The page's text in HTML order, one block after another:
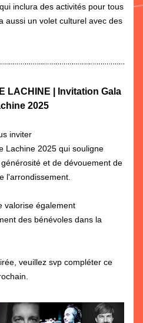
inclura des activités pour tous
aussi un volet culturel avec des
LACHINE | Invitation Gala
2025
inviter
Lachine 2025 qui souligne
et de dévouement de
l'arrondissement.
valorise également
des bénévoles dans la